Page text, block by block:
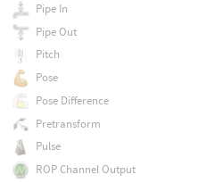
Pipe In
Pipe Out
Pitch
Pose
Pose Difference
Pretransform
Pulse
ROP Channel Output